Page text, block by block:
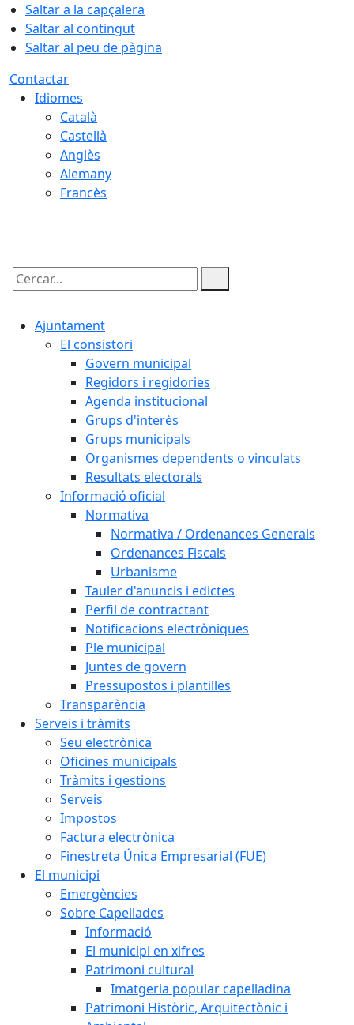
Saltar a la capçalera
Saltar al contingut
Saltar al peu de pàgina
Contactar
Idiomes
Català
Castellà
Anglès
Alemany
Francès
Cercar:
Ajuntament
El consistori
Govern municipal
Regidors i regidories
Agenda institucional
Grups d'interès
Grups municipals
Organismes dependents o vinculats
Resultats electorals
Informació oficial
Normativa
Normativa / Ordenances Generals
Ordenances Fiscals
Urbanisme
Tauler d'anuncis i edictes
Perfil de contractant
Notificacions electròniques
Ple municipal
Juntes de govern
Pressupostos i plantilles
Transparència
Serveis i tràmits
Seu electrònica
Oficines municipals
Tràmits i gestions
Serveis
Impostos
Factura electrònica
Finestreta Única Empresarial (FUE)
El municipi
Emergències
Sobre Capellades
Informació
El municipi en xifres
Patrimoni cultural
Imatgeria popular capelladina
Patrimoni Històric, Arquitectònic i